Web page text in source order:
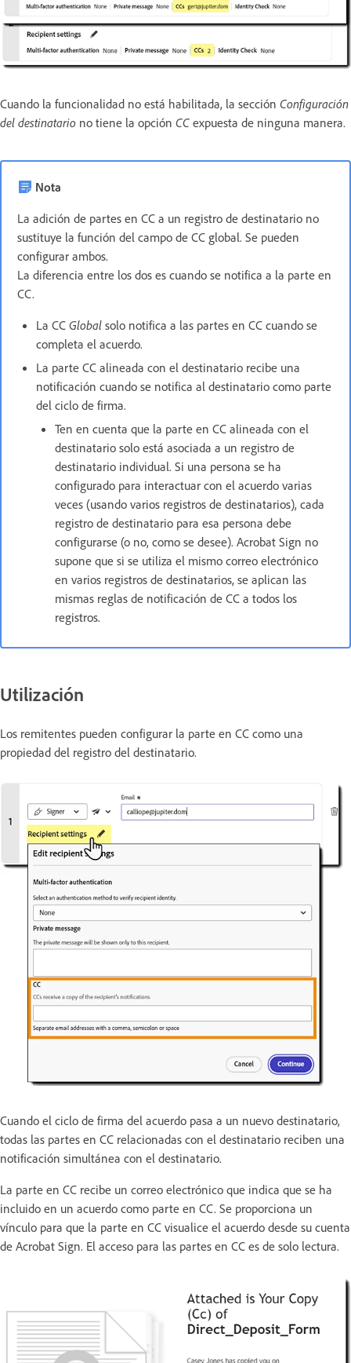
Cuando la funcionalidad no está habilitada, la sección Configuración
del destinatario no tiene la opción CC expuesta de ninguna manera.
Nota
La adición de partes en CC a un registro de destinatario no
sustituye la función del campo de CC global. Se pueden
configurar ambos.
La diferencia entre los dos es cuando se notifica a la parte en
CC.
La CC Global solo notifica a las partes en CC cuando se
completa el acuerdo.
La parte CC alineada con el destinatario recibe una
notificación cuando se notifica al destinatario como parte
del ciclo de firma.
Ten en cuenta que la parte en CC alineada con el
destinatario solo está asociada a un registro de
destinatario individual. Si una persona se ha
configurado para interactuar con el acuerdo varias
veces (usando varios registros de destinatarios), cada
registro de destinatario para esa persona debe
configurarse (o no, como se desee). Acrobat Sign no
supone que si se utiliza el mismo correo electrónico
en varios registros de destinatarios, se aplican las
mismas reglas de notificación de CC a todos los
registros.
Utilización
Los remitentes pueden configurar la parte en CC como una
propiedad del registro del destinatario.
Cuando el ciclo de firma del acuerdo pasa a un nuevo destinatario,
todas las partes en CC relacionadas con el destinatario reciben una
notificación simultánea con el destinatario.
La parte en CC recibe un correo electrónico que indica que se ha
incluido en un acuerdo como parte en CC. Se proporciona un
vínculo para que la parte en CC visualice el acuerdo desde su cuenta
de Acrobat Sign. El acceso para las partes en CC es de solo lectura.